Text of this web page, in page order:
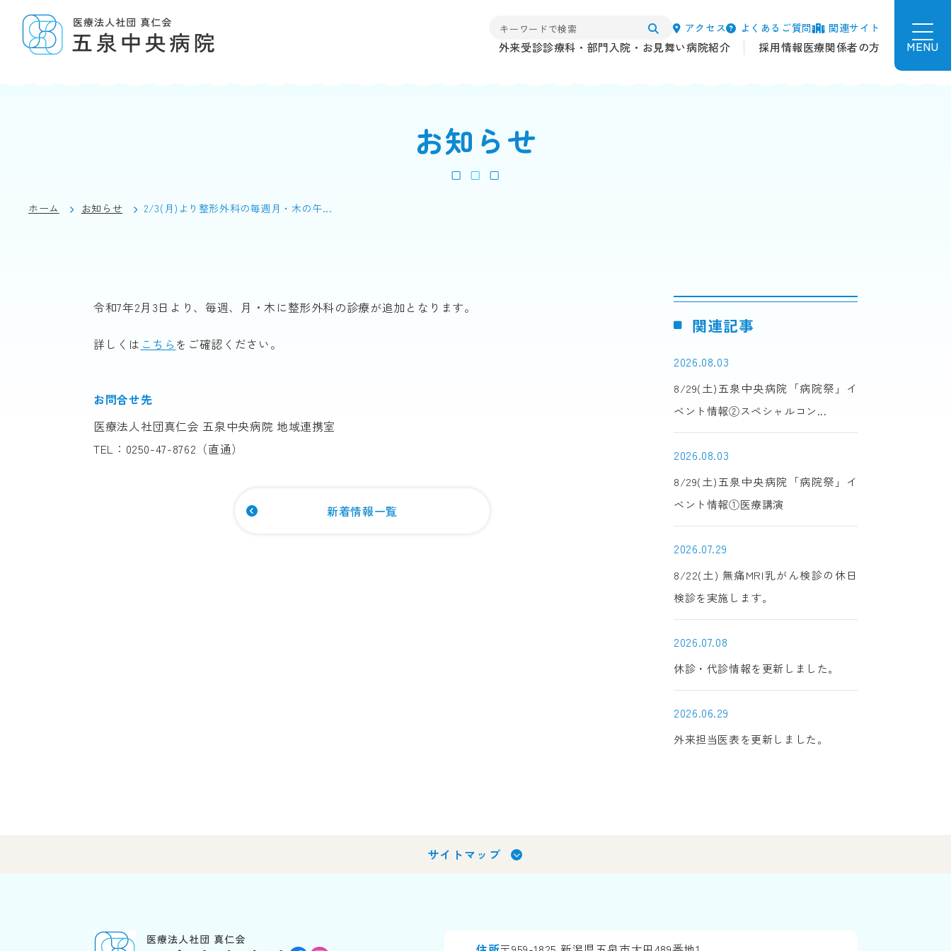
アクセス よくあるご質問 関連サイト
外来受診診療科・部門入院・お見舞い病院紹介 採用情報医療関係者の方 MENU
お知らせ
ホーム お知らせ 2/3(月)より整形外科の毎週月・木の午...
令和7年2月3日より、毎週、月・木に整形外科の診療が追加となります。
詳しくは こちら をご確認ください。
お問合せ先
医療法人社団真仁会 五泉中央病院 地域連携室
TEL： 0250-47-8762 （直通）
新着情報一覧
関連記事
2026.08.03
8/29(土)五泉中央病院「病院祭」イ
ベント情報②スペシャルコン...
2026.08.03
8/29(土)五泉中央病院「病院祭」イ
ベント情報①医療講演
2026.07.29
8/22(土) 無痛MRI乳がん検診の休日
検診を実施します。
2026.07.08
休診・代診情報を更新しました。
2026.06.29
外来担当医表を更新しました。
サイトマップ